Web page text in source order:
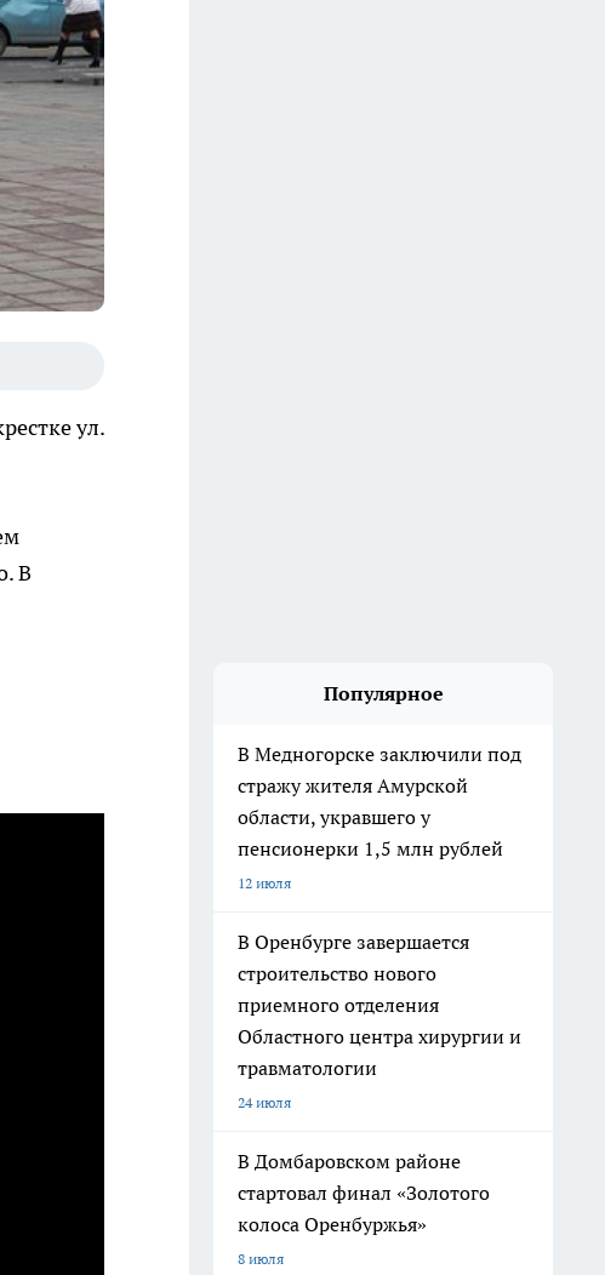
ул.
В
Популярное
В Медногорске заключили под
стражу жителя Амурской
области, укравшего у
пенсионерки 1,5 млн рублей
12 июля
В Оренбурге завершается
строительство нового
приемного отделения
Областного центра хирургии и
травматологии
24 июля
В Домбаровском районе
стартовал финал «Золотого
колоса Оренбуржья»
8 июля